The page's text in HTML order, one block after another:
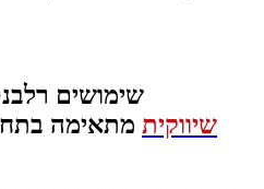
שימושים
שיווקית מתאימה